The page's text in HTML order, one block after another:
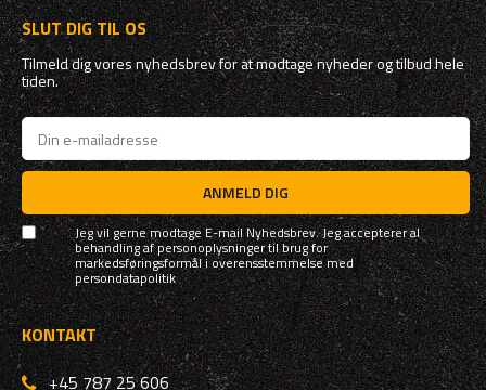
SLUT DIG TIL OS
Tilmeld dig vores nyhedsbrev for at modtage nyheder og tilbud hele
tiden.
ANMELD DIG
Jeg vil gerne modtage E-mail Nyhedsbrev. Jeg accepterer al
behandling af personoplysninger til brug for
markedsføringsformål i overensstemmelse med
persondatapolitik
KONTAKT
+45 787 25 606